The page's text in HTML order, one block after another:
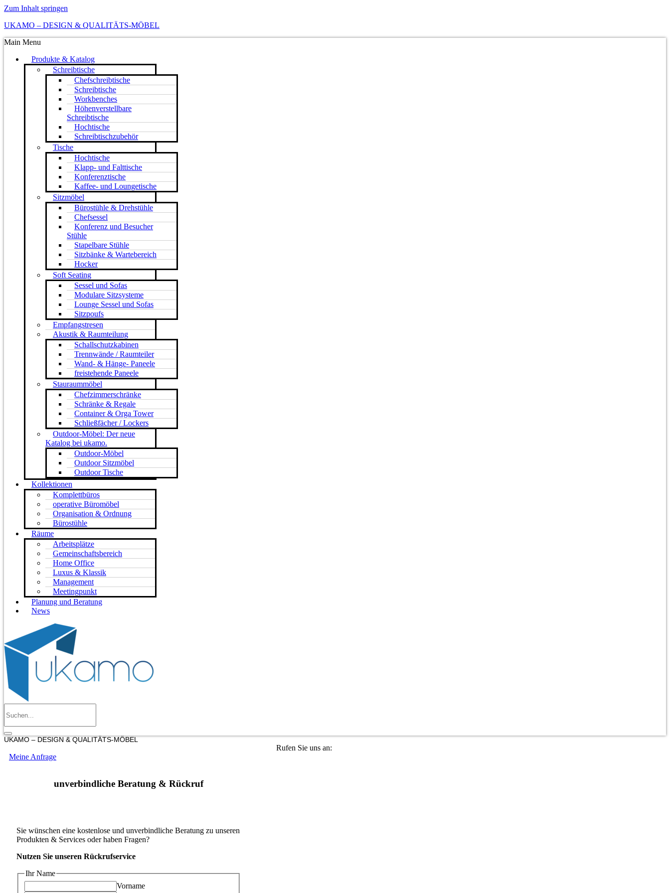
Zum Inhalt springen
UKAMO – DESIGN & QUALITÄTS-MÖBEL
Main Menu
Produkte & Katalog
Schreibtische
Chefschreibtische
Schreibtische
Workbenches
Höhenverstellbare
Schreibtische
Hochtische
Schreibtischzubehör
Tische
Hochtische
Klapp- und Falttische
Konferenztische
Kaffee- und Loungetische
Sitzmöbel
Bürostühle & Drehstühle
Chefsessel
Konferenz und Besucher
Stühle
Stapelbare Stühle
Sitzbänke & Wartebereich
Hocker
Soft Seating
Sessel und Sofas
Modulare Sitzsysteme
Lounge Sessel und Sofas
Sitzpoufs
Empfangstresen
Akustik & Raumteilung
Schallschutzkabinen
Trennwände / Raumteiler
Wand- & Hänge- Paneele
freistehende Paneele
Stauraummöbel
Chefzimmerschränke
Schränke & Regale
Container & Orga Tower
Schließfächer / Lockers
Outdoor-Möbel: Der neue
Katalog bei ukamo.
Outdoor-Möbel
Outdoor Sitzmöbel
Outdoor Tische
Kollektionen
Komplettbüros
operative Büromöbel
Organisation & Ordnung
Bürostühle
Räume
Arbeitsplätze
Gemeinschaftsbereich
Home Office
Luxus & Klassik
Management
Meetingpunkt
Planung und Beratung
News
UKAMO – DESIGN & QUALITÄTS-MÖBEL
Rufen Sie uns an:
Meine Anfrage
unverbindliche Beratung & Rückruf
Sie wünschen eine kostenlose und unverbindliche Beratung zu unseren
Produkten & Services oder haben Fragen?
Nutzen Sie unseren Rückrufservice
Ihr Name
Vorname